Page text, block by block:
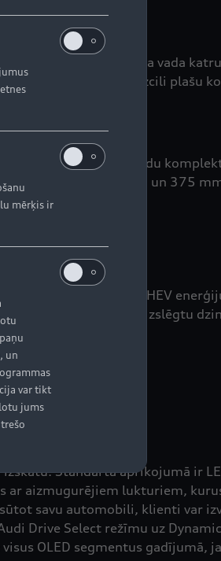
posmu balstiekārta vada
un pārsteidz ar izcili plašu
izmēra riepām. Papildu
bremžu suportiem un 375
kas uzkrāj MHEV
Sportiskais SUV ar izslēgtu
kilometriem.
Standarta aprīkojumā ir
ar aizmugurējiem lukturiem,
savu automobili, klienti var
Drive Select režīmu uz
OLED segmentus gadījumā,
mērķis ir
un
var tikt
jums